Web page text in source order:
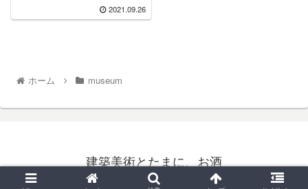
2021.09.26
ホーム museum
建築美術とたまに、お酒
© 2021 建築美術とたまに、お酒.